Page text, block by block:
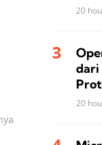
20
dari
20